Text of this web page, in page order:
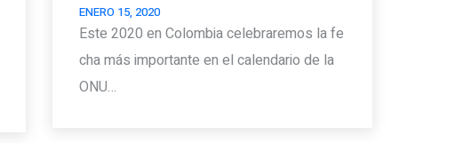
ENERO 15, 2020
Este 2020 en Colombia celebraremos la fe
cha más importante en el calendario de la
ONU…